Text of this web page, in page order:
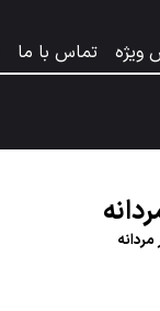
ویژه تماس با ما